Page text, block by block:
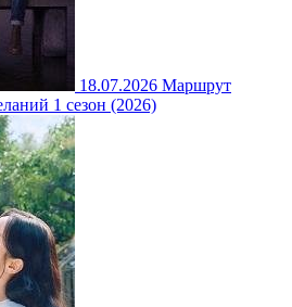
18.07.2026 Маршрут
1 сезон (2026)